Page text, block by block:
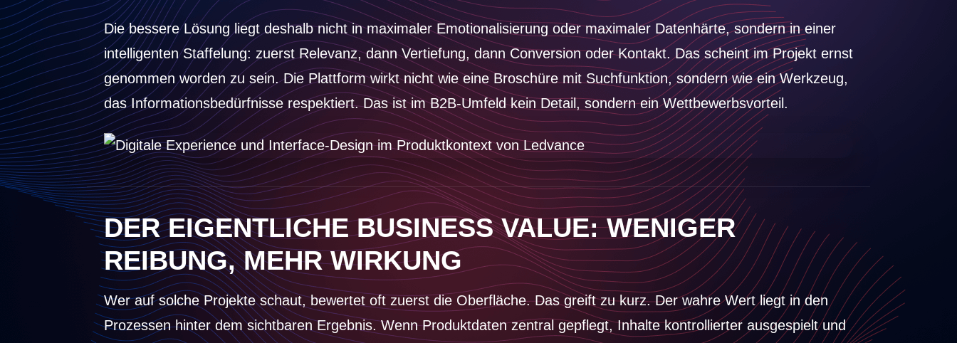
Die bessere Lösung liegt deshalb nicht in maximaler Emotionalisierung oder maximaler Datenhärte, sondern in einer
intelligenten Staffelung: zuerst Relevanz, dann Vertiefung, dann Conversion oder Kontakt. Das scheint im Projekt ernst
genommen worden zu sein. Die Plattform wirkt nicht wie eine Broschüre mit Suchfunktion, sondern wie ein Werkzeug,
das Informationsbedürfnisse respektiert. Das ist im B2B-Umfeld kein Detail, sondern ein Wettbewerbsvorteil.
DER EIGENTLICHE BUSINESS VALUE: WENIGER
REIBUNG, MEHR WIRKUNG
Wer auf solche Projekte schaut, bewertet oft zuerst die Oberfläche. Das greift zu kurz. Der wahre Wert liegt in den
Prozessen hinter dem sichtbaren Ergebnis. Wenn Produktdaten zentral gepflegt, Inhalte kontrollierter ausgespielt und